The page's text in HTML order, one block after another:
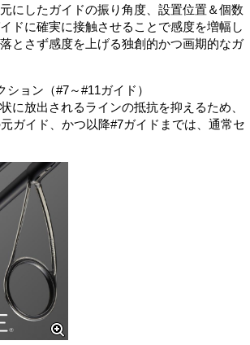
にしたガイドの振り角度、設置位置＆個数
ドに確実に接触させることで感度を増幅し
とさず感度を上げる独創的かつ画期的なガ
ョン（#7～#11ガイド）
に放出されるラインの抵抗を抑えるため、
ガイド、かつ以降#7ガイドまでは、通常セ